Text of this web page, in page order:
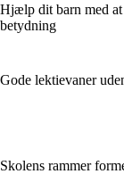
Hjælp dit barn med at
betydning
Gode lektievaner
Skolens rammer